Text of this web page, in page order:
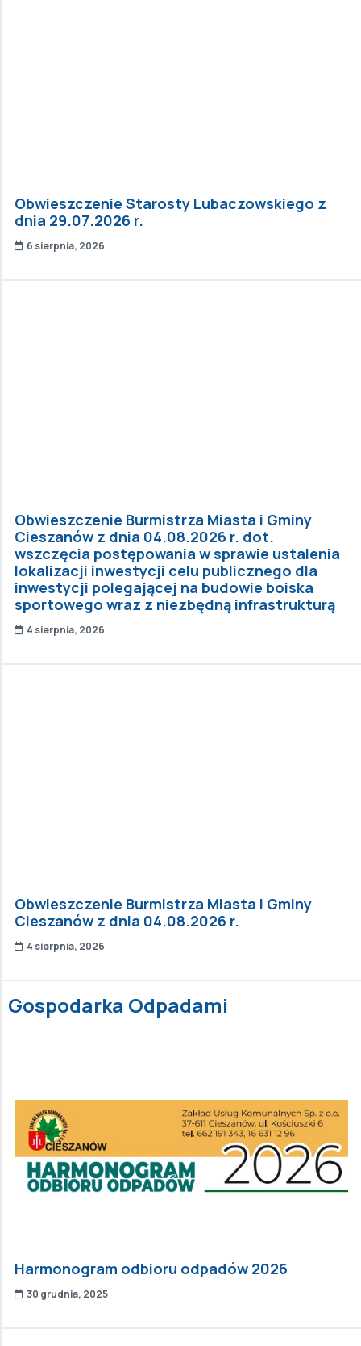
Obwieszczenie Starosty Lubaczowskiego z
dnia 29.07.2026 r.
6 sierpnia, 2026
Obwieszczenie Burmistrza Miasta i Gminy
Cieszanów z dnia 04.08.2026 r. dot.
wszczęcia postępowania w sprawie ustalenia
lokalizacji inwestycji celu publicznego dla
inwestycji polegającej na budowie boiska
sportowego wraz z niezbędną infrastrukturą
4 sierpnia, 2026
Obwieszczenie Burmistrza Miasta i Gminy
Cieszanów z dnia 04.08.2026 r.
4 sierpnia, 2026
Gospodarka Odpadami
Harmonogram odbioru odpadów 2026
30 grudnia, 2025